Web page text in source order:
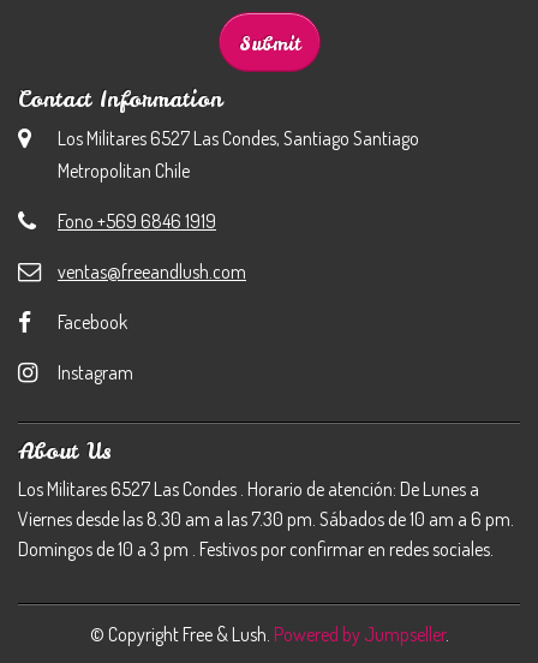
Contact Information
Los Militares 6527 Las Condes, Santiago Santiago
Metropolitan Chile
Fono +569 6846 1919
ventas@freeandlush.com
Facebook
Instagram
About Us
Los Militares 6527 Las Condes . Horario de atención: De Lunes a
Viernes desde las 8.30 am a las 7.30 pm. Sábados de 10 am a 6 pm.
Domingos de 10 a 3 pm . Festivos por confirmar en redes sociales.
© Copyright Free & Lush. Powered by Jumpseller.